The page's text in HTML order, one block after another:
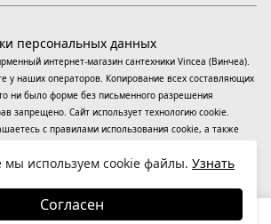
интернет-магазин сантехники Vincea (Винчеа).
у наших операторов. Копирование всех составляющих
ни было форме без письменного разрешения
запрещено. Сайт использует технологию cookie.
с правилами использования cookie, а также
технологии(информационные технологии
на основе сбора, систематизации и анализа
пользователей сети «Интернет»,
Российской Федерации).
персональных данных
используем cookie файлы. Узнать
Согласен